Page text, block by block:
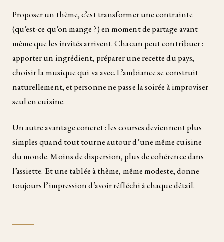
Proposer un thème, c’est transformer une contrainte
(qu’est-ce qu’on mange ?) en moment de partage avant
même que les invités arrivent. Chacun peut contribuer :
apporter un ingrédient, préparer une recette du pays,
choisir la musique qui va avec. L’ambiance se construit
naturellement, et personne ne passe la soirée à improviser
seul en cuisine.
Un autre avantage concret : les courses deviennent plus
simples quand tout tourne autour d’une même cuisine
du monde. Moins de dispersion, plus de cohérence dans
l’assiette. Et une tablée à thème, même modeste, donne
toujours l’impression d’avoir réfléchi à chaque détail.